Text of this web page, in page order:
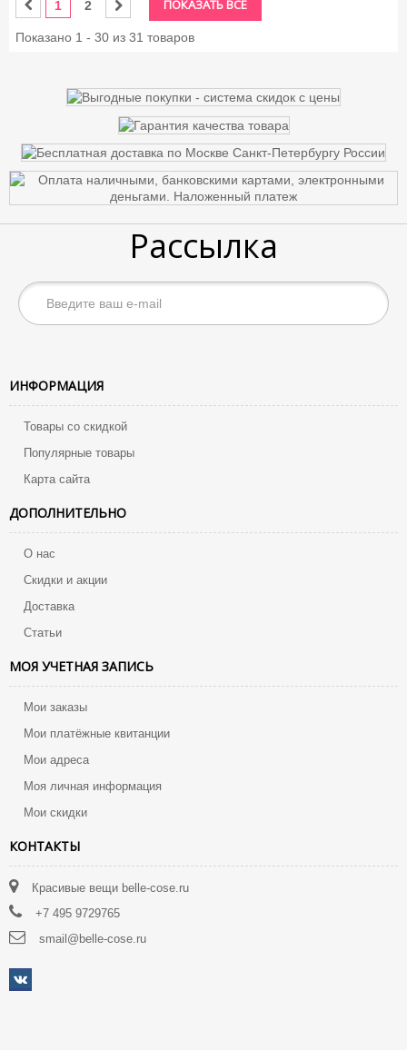
ПОКАЗАТЬ ВСЕ
1 2
Показано 1 - 30 из 31 товаров
Рассылка
ИНФОРМАЦИЯ
Товары со скидкой
Популярные товары
Карта сайта
ДОПОЛНИТЕЛЬНО
О нас
Скидки и акции
Доставка
Статьи
МОЯ УЧЕТНАЯ ЗАПИСЬ
Мои заказы
Мои платёжные квитанции
Мои адреса
Моя личная информация
Мои скидки
КОНТАКТЫ
Красивые вещи belle-cose.ru
+7 495 9729765
smail@belle-cose.ru